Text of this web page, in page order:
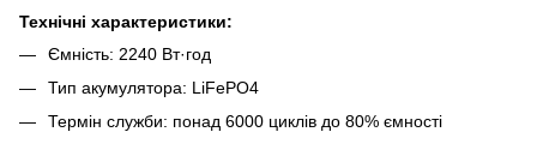
Технічні характеристики:
Ємність: 2240 Вт·год
Тип акумулятора: LiFePO4
Термін служби: понад 6000 циклів до 80% ємності